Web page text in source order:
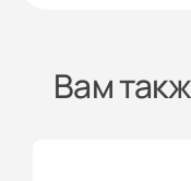
Вам